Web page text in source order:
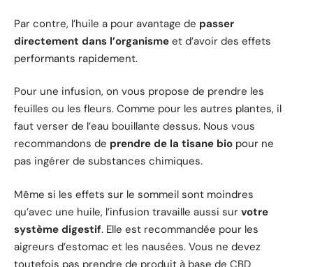
Par contre, l’huile a pour avantage de passer
directement dans l’organisme et d’avoir des effets
performants rapidement.
Pour une infusion, on vous propose de prendre les
feuilles ou les fleurs. Comme pour les autres plantes, il
faut verser de l’eau bouillante dessus. Nous vous
recommandons de prendre de la tisane bio pour ne
pas ingérer de substances chimiques.
Même si les effets sur le sommeil sont moindres
qu’avec une huile, l’infusion travaille aussi sur votre
système digestif. Elle est recommandée pour les
aigreurs d’estomac et les nausées. Vous ne devez
toutefois pas prendre de produit à base de CBD